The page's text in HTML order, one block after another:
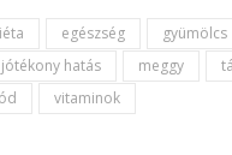
egészség
gyümölcs
jótékony hatás meggy
vitaminok